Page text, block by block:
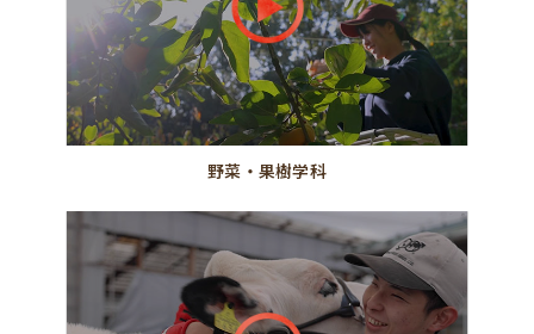
野菜・果樹学科